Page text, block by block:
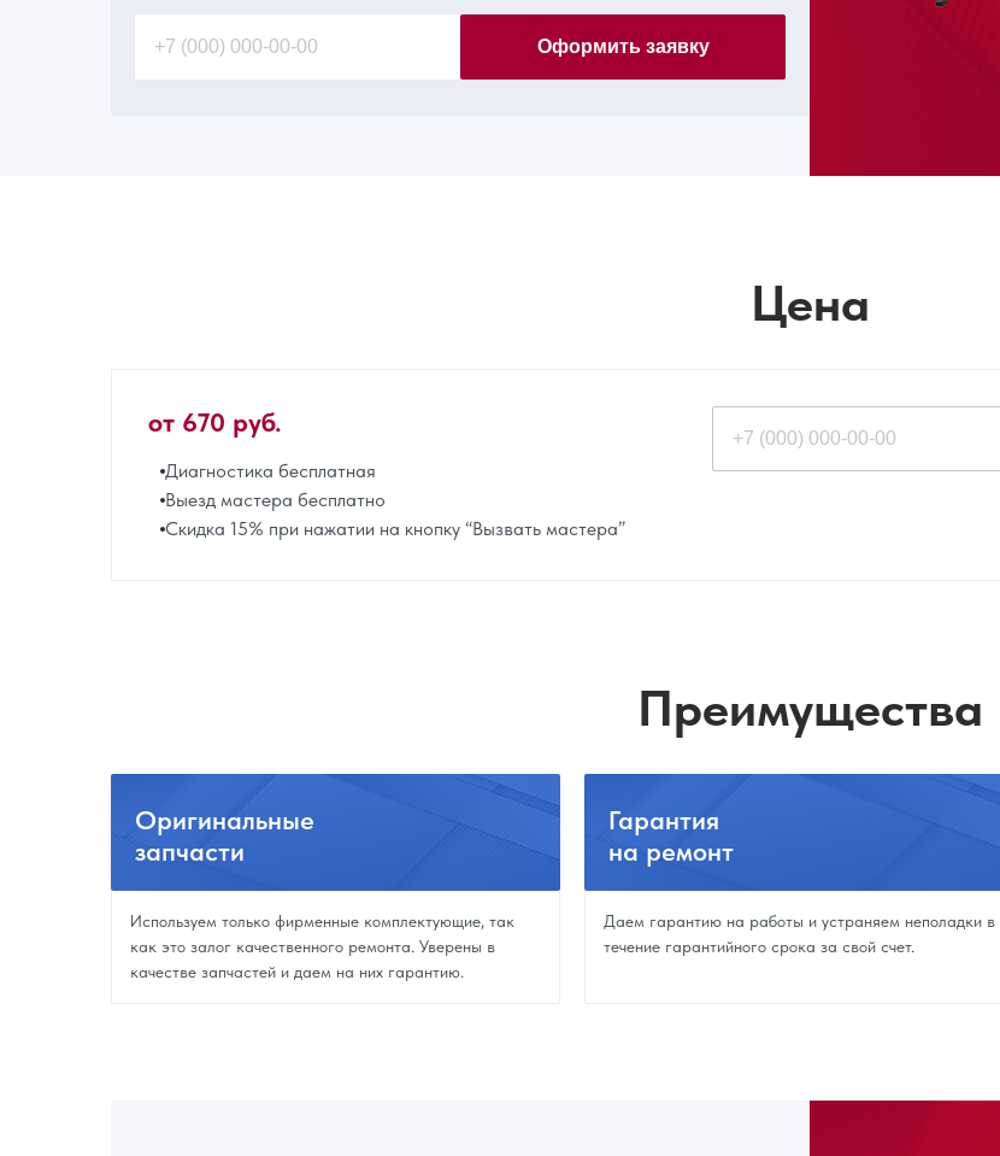
Оформить заявку
Цена
от 670 руб.
Диагностика бесплатная
Выезд мастера бесплатно
Скидка 15% при нажатии на кнопку “Вызвать мастера”
Преимущества
Оригинальные
запчасти
Используем только фирменные комплектующие, так
как это залог качественного ремонта. Уверены в
качестве запчастей и даем на них гарантию.
Гарантия
на ремонт
Даем гарантию на работы и устраняем неполадки в
течение гарантийного срока за свой счет.